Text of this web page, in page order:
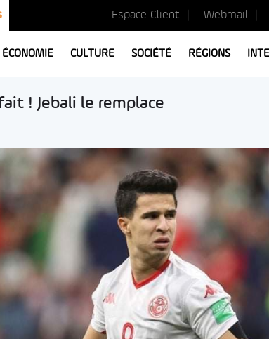
Espace Client Webmail
ÉCONOMIE CULTURE SOCIÉTÉ RÉGIONS
! Jebali le remplace